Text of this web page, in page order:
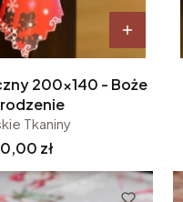
200x140 - Boże
Tkaniny
zł